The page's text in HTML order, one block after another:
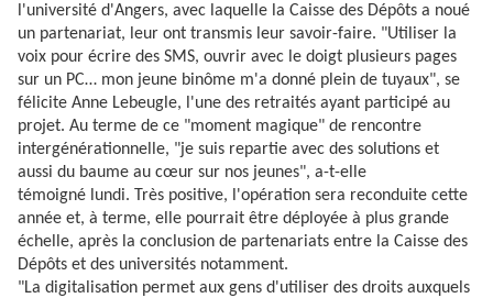
l'université d'Angers, avec laquelle la Caisse des Dépôts a noué
un partenariat, leur ont transmis leur savoir-faire. "Utiliser la
voix pour écrire des SMS, ouvrir avec le doigt plusieurs pages
sur un PC… mon jeune binôme m'a donné plein de tuyaux", se
félicite Anne Lebeugle, l'une des retraités ayant participé au
projet. Au terme de ce "moment magique" de rencontre
intergénérationnelle, "je suis repartie avec des solutions et
aussi du baume au cœur sur nos jeunes", a-t-elle
témoigné lundi. Très positive, l'opération sera reconduite cette
année et, à terme, elle pourrait être déployée à plus grande
échelle, après la conclusion de partenariats entre la Caisse des
Dépôts et des universités notamment.
"La digitalisation permet aux gens d'utiliser des droits auxquels